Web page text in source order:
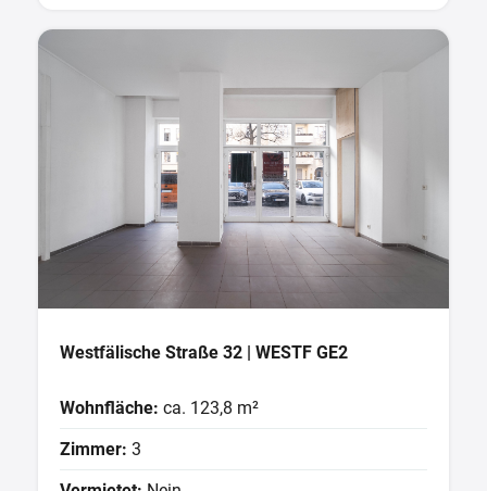
Westfälische Straße 32 | WESTF GE2
Wohnfläche: ca. 123,8 m²
Zimmer: 3